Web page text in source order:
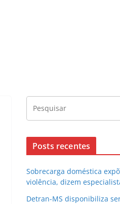
Posts recentes
Sobrecarga doméstica
violência, dizem
Detran-MS disponibiliza